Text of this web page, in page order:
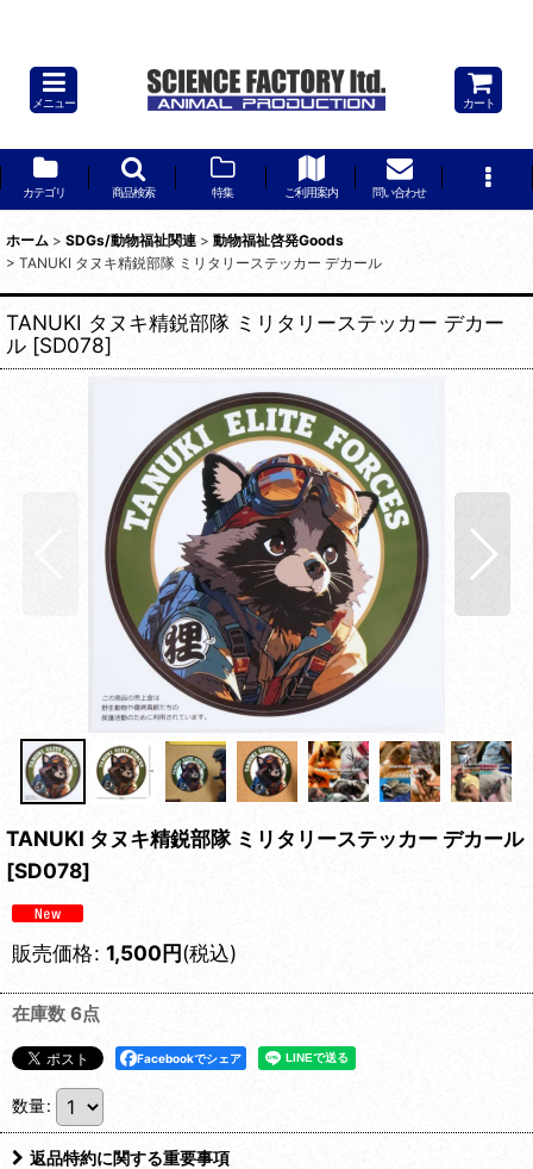
メニュー カート
カテゴリ 商品検索 特集 ご利用案内 問い合わせ
ホーム > SDGs/動物福祉関連 > 動物福祉啓発Goods
> TANUKI タヌキ精鋭部隊 ミリタリーステッカー デカール
TANUKI タヌキ精鋭部隊 ミリタリーステッカー デカー
ル [SD078]
TANUKI タヌキ精鋭部隊 ミリタリーステッカー デカール
[SD078]
販売価格: 1,500円(税込)
在庫数 6点
Facebookでシェア
数量:
返品特約に関する重要事項